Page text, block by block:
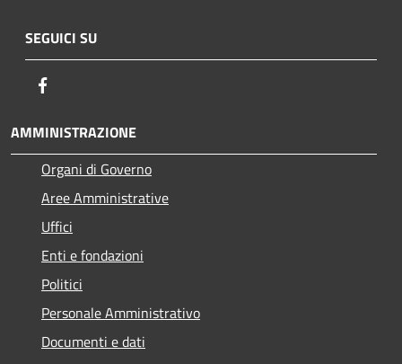
SEGUICI SU
AMMINISTRAZIONE
Organi di Governo
Aree Amministrative
Uffici
Enti e fondazioni
Politici
Personale Amministrativo
Documenti e dati